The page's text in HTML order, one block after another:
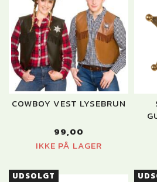
COWBOY VEST LYSEBRUN
99,00
IKKE PÅ LAGER
UDSOLGT